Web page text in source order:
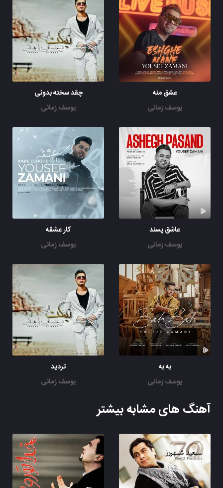
عشق منه
یوسف زمانی
چقد سخته بدونی
یوسف زمانی
عاشق پسند
یوسف زمانی
کار عشقه
یوسف زمانی
به به
یوسف زمانی
تردید
یوسف زمانی
آهنگ های مشابه بیشتر